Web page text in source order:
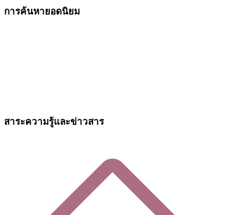
การค้นหายอดนิยม
สาระความรู้และข่าวสาร